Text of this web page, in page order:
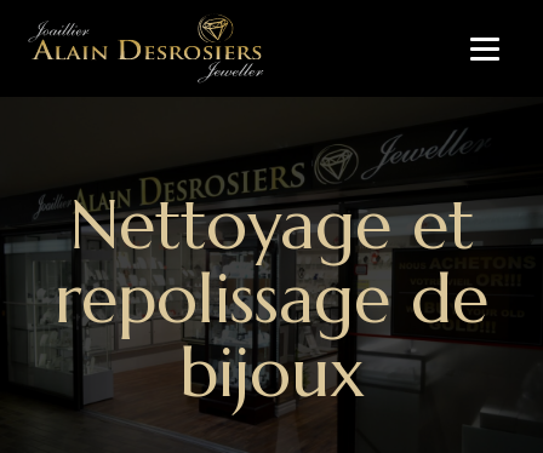
Nettoyage et
repolissage de
bijoux